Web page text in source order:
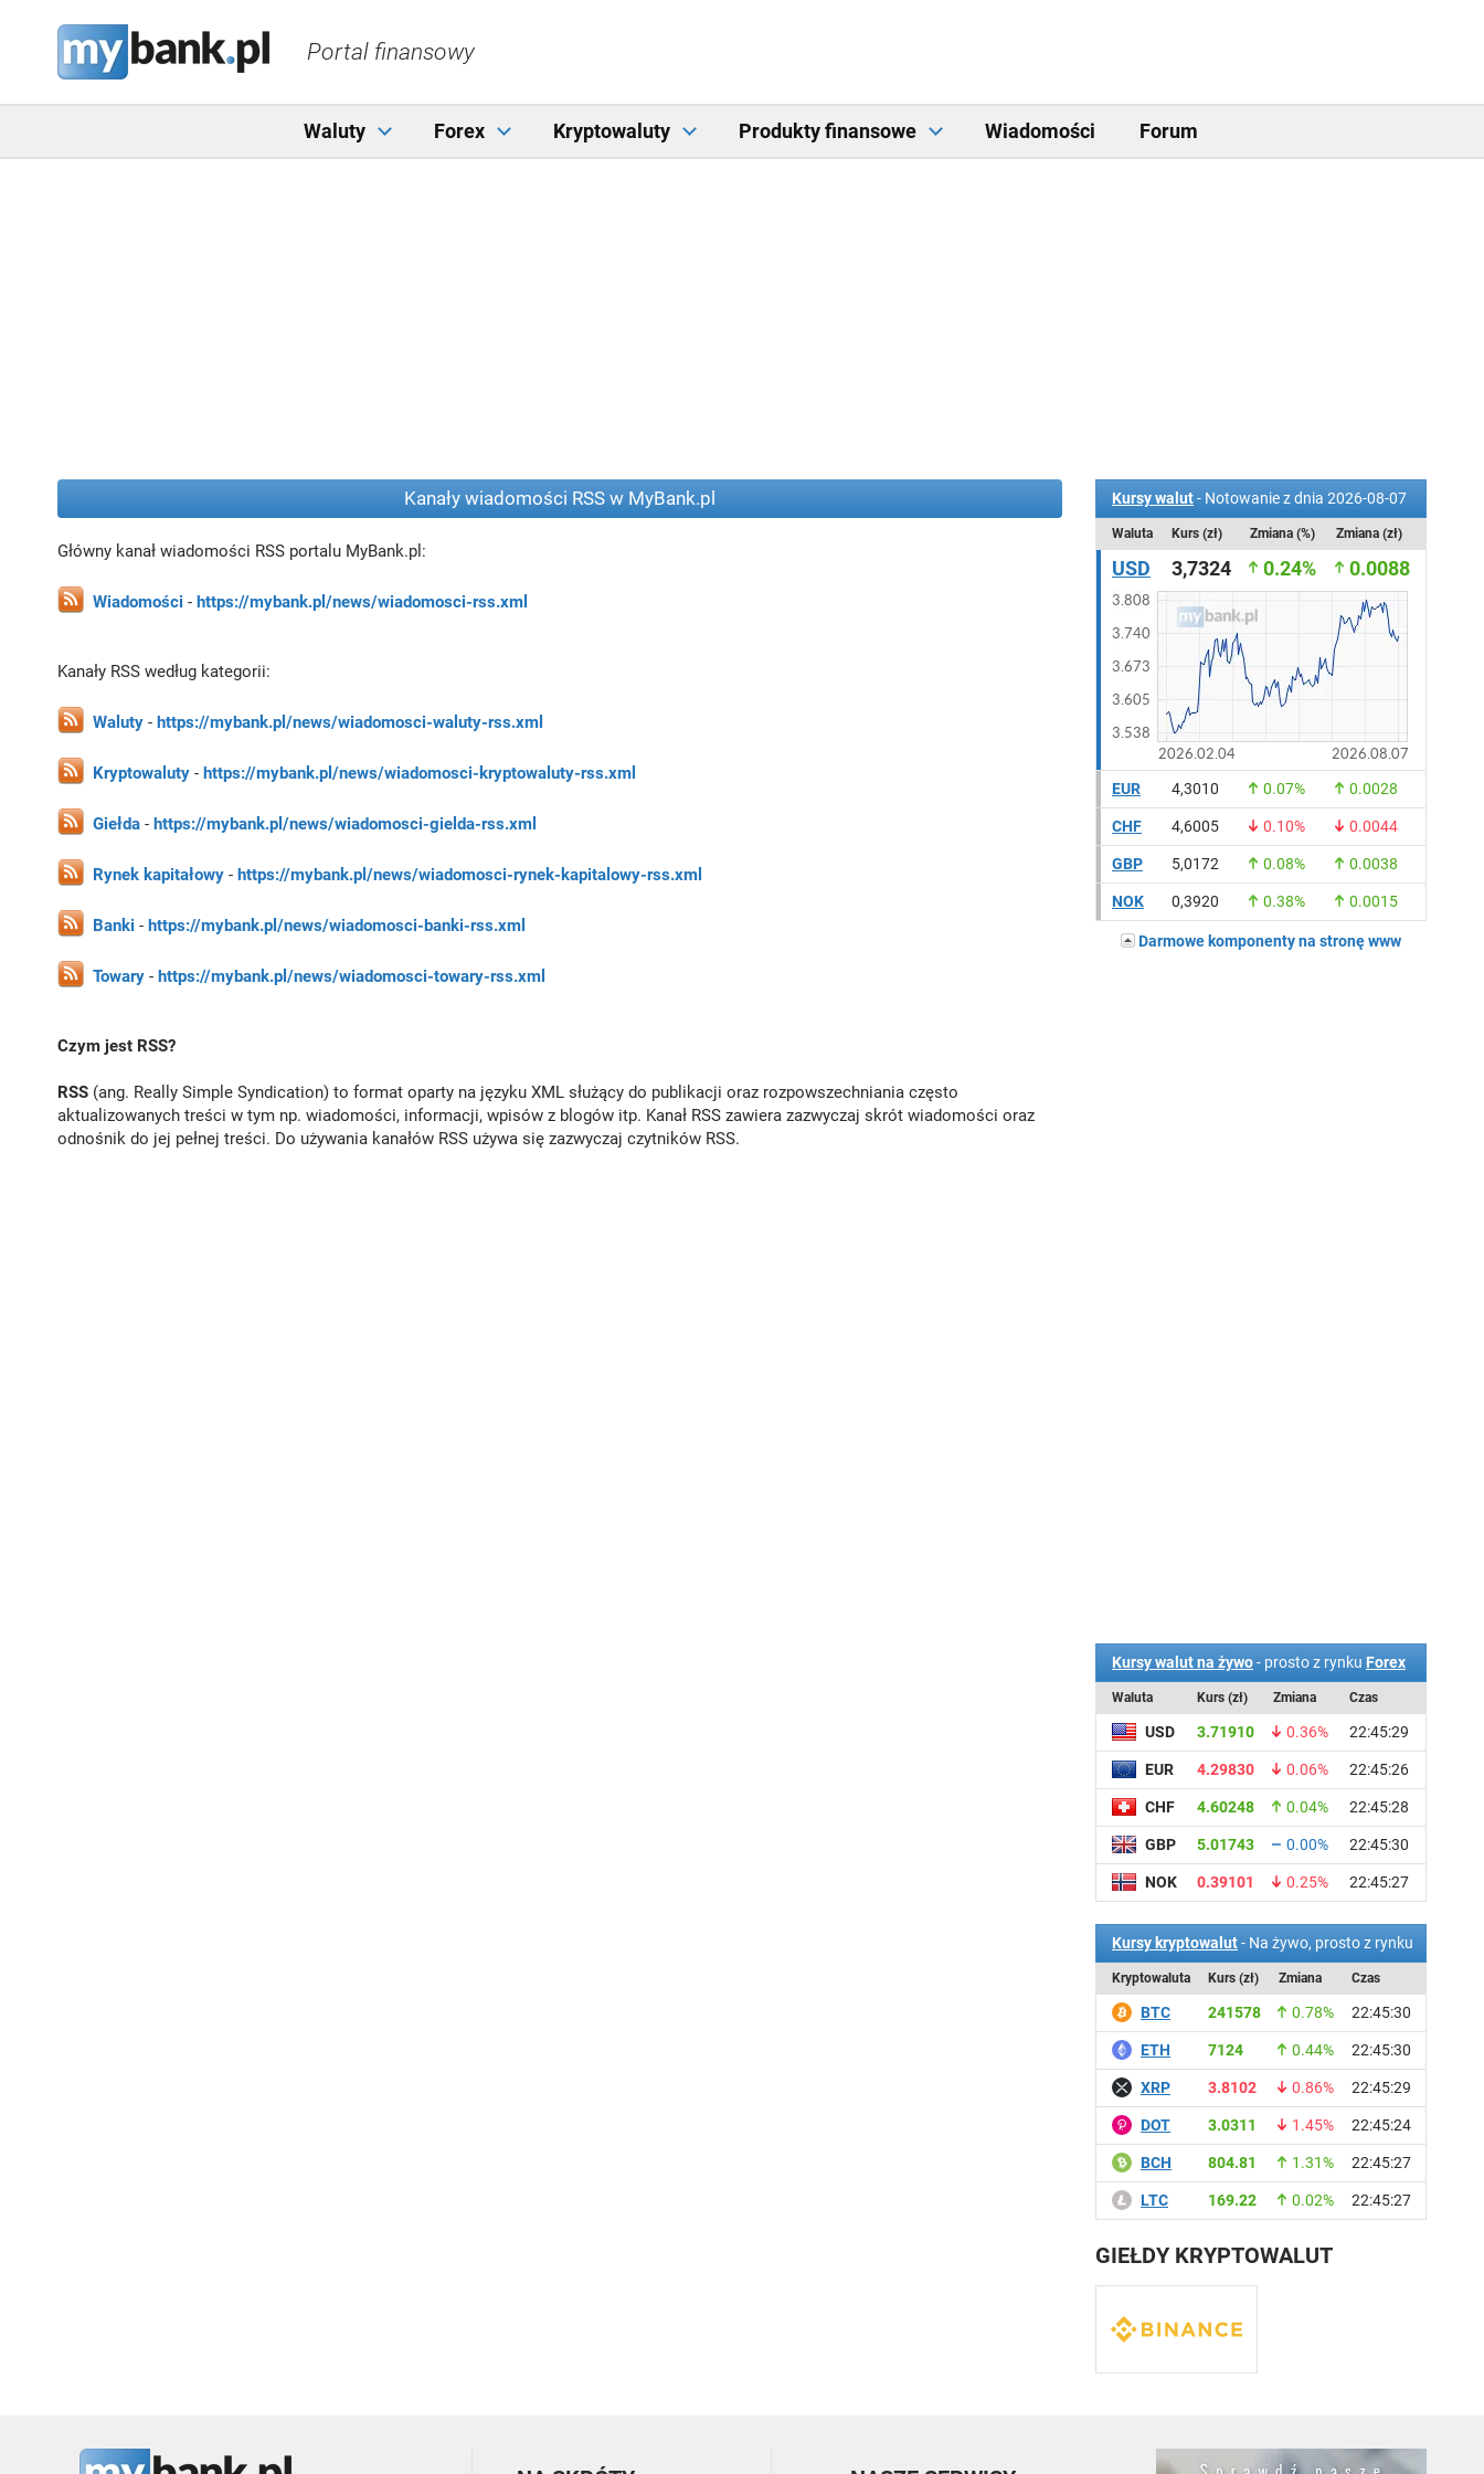
Portal finansowy
Waluty Forex Kryptowaluty Produkty finansowe Wiadomości Forum
Kanały wiadomości RSS w MyBank.pl
Główny kanał wiadomości RSS portalu MyBank.pl:
Wiadomości - https://mybank.pl/news/wiadomosci-rss.xml
Kanały RSS według kategorii:
Waluty - https://mybank.pl/news/wiadomosci-waluty-rss.xml
Kryptowaluty - https://mybank.pl/news/wiadomosci-kryptowaluty-rss.xml
Giełda - https://mybank.pl/news/wiadomosci-gielda-rss.xml
Rynek kapitałowy - https://mybank.pl/news/wiadomosci-rynek-kapitalowy-rss.xml
Banki - https://mybank.pl/news/wiadomosci-banki-rss.xml
Towary - https://mybank.pl/news/wiadomosci-towary-rss.xml
Czym jest RSS?
RSS (ang. Really Simple Syndication) to format oparty na języku XML służący do publikacji oraz rozpowszechniania często
aktualizowanych treści w tym np. wiadomości, informacji, wpisów z blogów itp. Kanał RSS zawiera zazwyczaj skrót wiadomości oraz
odnośnik do jej pełnej treści. Do używania kanałów RSS używa się zazwyczaj czytników RSS.
Kursy walut- Notowanie z dnia 2026-08-07
Waluta Kurs (zł) Zmiana (%) Zmiana (zł)
USD 3,7324 0.24% 0.0088
EUR 4,3010 0.07% 0.0028
CHF 4,6005 0.10% 0.0044
GBP 5,0172 0.08% 0.0038
NOK 0,3920 0.38% 0.0015
Darmowe komponenty na stronę www
Kursy walut na żywo- prosto z rynku Forex
Waluta Kurs (zł) Zmiana Czas
USD 3.71910 0.36% 22:45:29
EUR 4.29830 0.06% 22:45:26
CHF 4.60248 0.04% 22:45:28
GBP 5.01743 0.00% 22:45:30
NOK 0.39101 0.25% 22:45:27
Kursy kryptowalut- Na żywo, prosto z rynku
Kryptowaluta Kurs (zł) Zmiana Czas
BTC 241578 0.78% 22:45:30
ETH 7124 0.44% 22:45:30
XRP 3.8102 0.86% 22:45:29
DOT 3.0311 1.45% 22:45:24
BCH 804.81 1.31% 22:45:27
LTC 169.22 0.02% 22:45:27
GIEŁDY KRYPTOWALUT